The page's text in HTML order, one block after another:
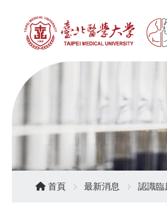
首頁 最新消息 認識臨